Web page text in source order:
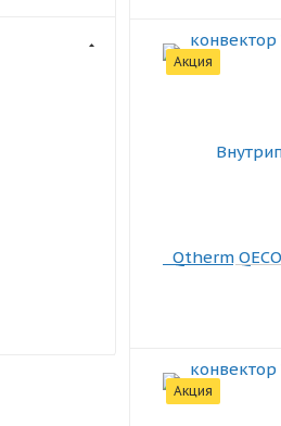
Акция
Акция